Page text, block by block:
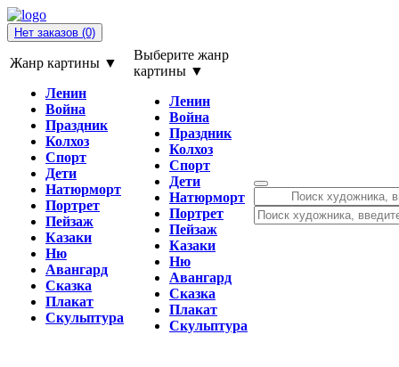
Нет заказов (0)
Жанр картины ▼
Ленин
Война
Праздник
Колхоз
Спорт
Дети
Натюрморт
Портрет
Пейзаж
Казаки
Ню
Авангард
Сказка
Плакат
Скульптура
Выберите жанр
картины ▼
Ленин
Война
Праздник
Колхоз
Спорт
Дети
Натюрморт
Портрет
Пейзаж
Казаки
Ню
Авангард
Сказка
Плакат
Скульптура